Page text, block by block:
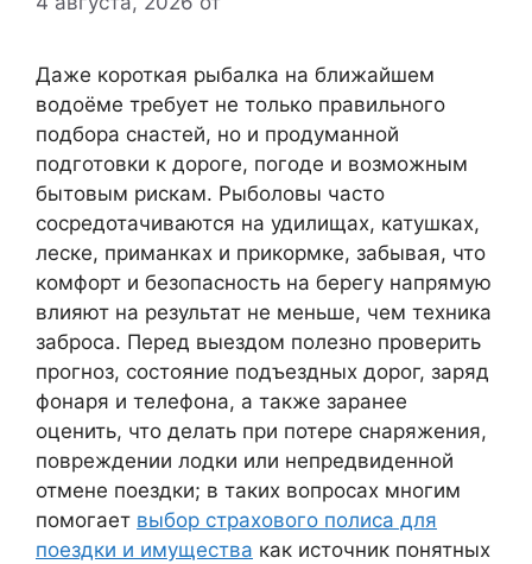
Даже короткая рыбалка на ближайшем
водоёме требует не только правильного
подбора снастей, но и продуманной
подготовки к дороге, погоде и возможным
бытовым рискам. Рыболовы часто
сосредотачиваются на удилищах, катушках,
леске, приманках и прикормке, забывая, что
комфорт и безопасность на берегу напрямую
влияют на результат не меньше, чем техника
заброса. Перед выездом полезно проверить
прогноз, состояние подъездных дорог, заряд
фонаря и телефона, а также заранее
оценить, что делать при потере снаряжения,
повреждении лодки или непредвиденной
отмене поездки; в таких вопросах многим
помогает выбор страхового полиса для
поездки и имущества как источник понятных